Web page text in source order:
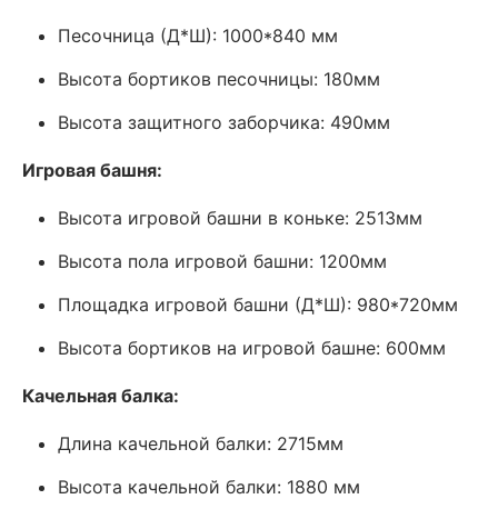
Песочница (Д*Ш): 1000*840 мм
Высота бортиков песочницы: 180мм
Высота защитного заборчика: 490мм
Игровая башня:
Высота игровой башни в коньке: 2513мм
Высота пола игровой башни: 1200мм
Площадка игровой башни (Д*Ш): 980*720мм
Высота бортиков на игровой башне: 600мм
Качельная балка:
Длина качельной балки: 2715мм
Высота качельной балки: 1880 мм